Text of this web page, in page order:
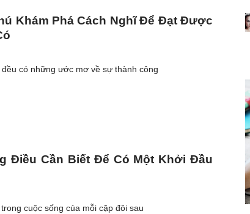
Khám Phá Cách Nghĩ Để Đạt Được
có những ước mơ về sự thành công
Điều Cần Biết Để Có Một Khởi Đầu
cuộc sống của mỗi cặp đôi sau